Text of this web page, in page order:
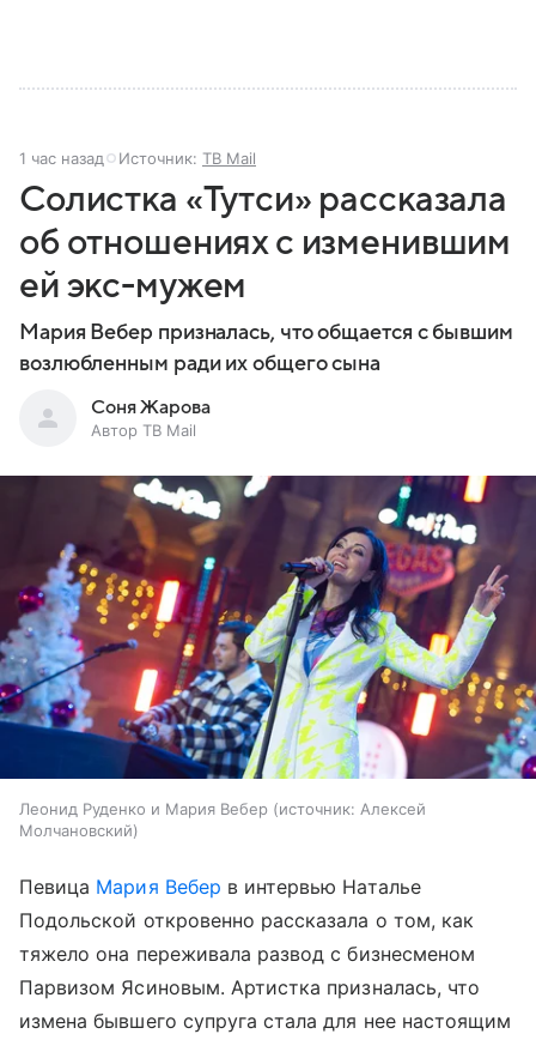
1 час назад Источник: ТВ Mail
Солистка «Тутси» рассказала
об отношениях с изменившим
ей экс-мужем
Мария Вебер призналась, что общается с бывшим
возлюбленным ради их общего сына
Соня Жарова
Автор ТВ Mail
Леонид Руденко и Мария Вебер источник: Алексей
Молчановский
Певица Мария Вебер в интервью Наталье
Подольской откровенно рассказала о том, как
тяжело она переживала развод с бизнесменом
Парвизом Ясиновым. Артистка призналась, что
измена бывшего супруга стала для нее настоящим